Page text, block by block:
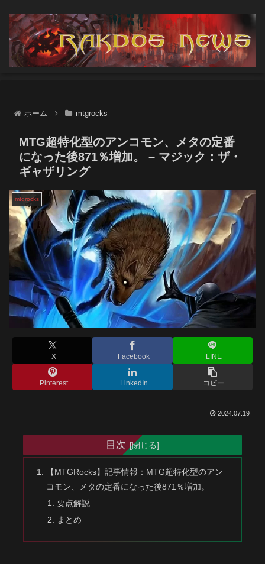
ホーム mtgrocks
MTG超特化型のアンコモン、メタの定番
になった後871％増加。 – マジック：ザ・
ギャザリング
mtgrocks
X Facebook LINE
Pinterest LinkedIn コピー
2024.07.19
目次
【MTGRocks】記事情報：MTG超特化型のアン
コモン、メタの定番になった後871％増加。
要点解説
まとめ